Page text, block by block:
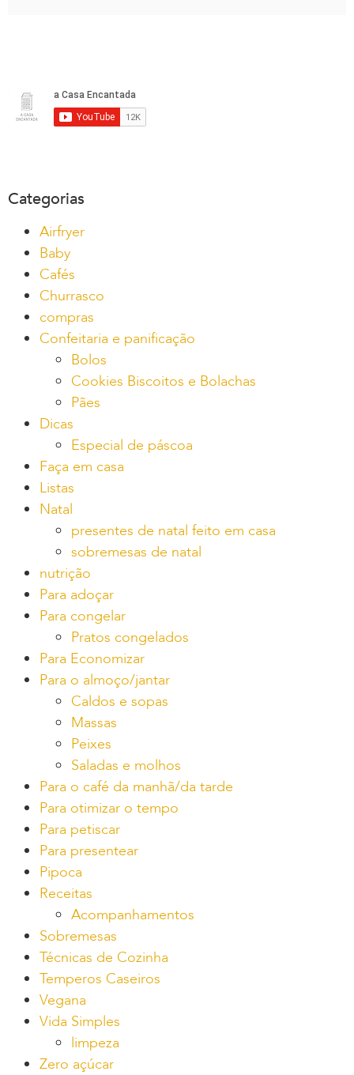
Categorias
Airfryer
Baby
Cafés
Churrasco
compras
Confeitaria e panificação
Bolos
Cookies Biscoitos e Bolachas
Pães
Dicas
Especial de páscoa
Faça em casa
Listas
Natal
presentes de natal feito em casa
sobremesas de natal
nutrição
Para adoçar
Para congelar
Pratos congelados
Para Economizar
Para o almoço/jantar
Caldos e sopas
Massas
Peixes
Saladas e molhos
Para o café da manhã/da tarde
Para otimizar o tempo
Para petiscar
Para presentear
Pipoca
Receitas
Acompanhamentos
Sobremesas
Técnicas de Cozinha
Temperos Caseiros
Vegana
Vida Simples
limpeza
Zero açúcar